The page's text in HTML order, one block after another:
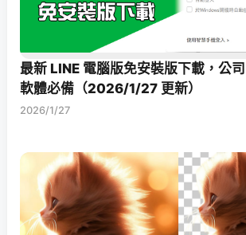
最新 LINE 電腦版免安裝版下載，公
軟體必備（2026/1/27 更新）
2026/1/27